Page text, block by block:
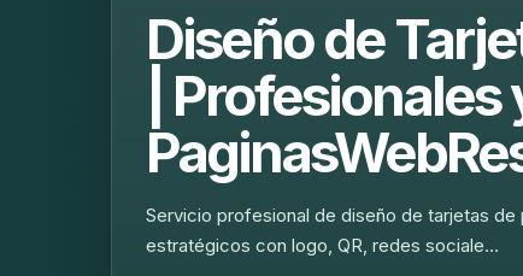
Diseño de
|
Servicio profesional de diseño de tarjetas
estratégicos con logo, QR, redes sociale…